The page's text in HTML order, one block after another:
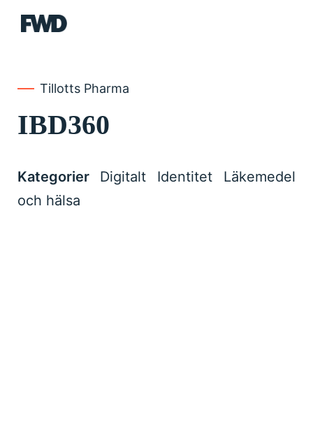
FWD
Tillotts Pharma
IBD360
Kategorier Digitalt Identitet
Läkemedel
och hälsa